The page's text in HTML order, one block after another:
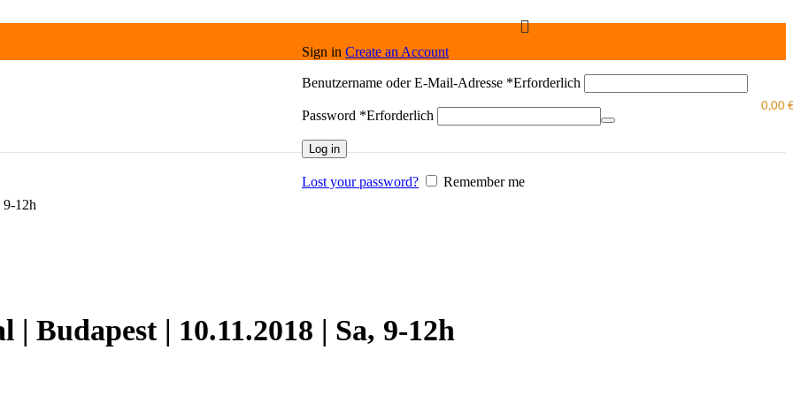
Sign in Create an Account
Benutzername oder E-Mail-Adresse *Erforderlich
Password *Erforderlich
Log in
Lost your password? Remember me
0,00
9-12h
Budapest | 10.11.2018 | Sa, 9-12h